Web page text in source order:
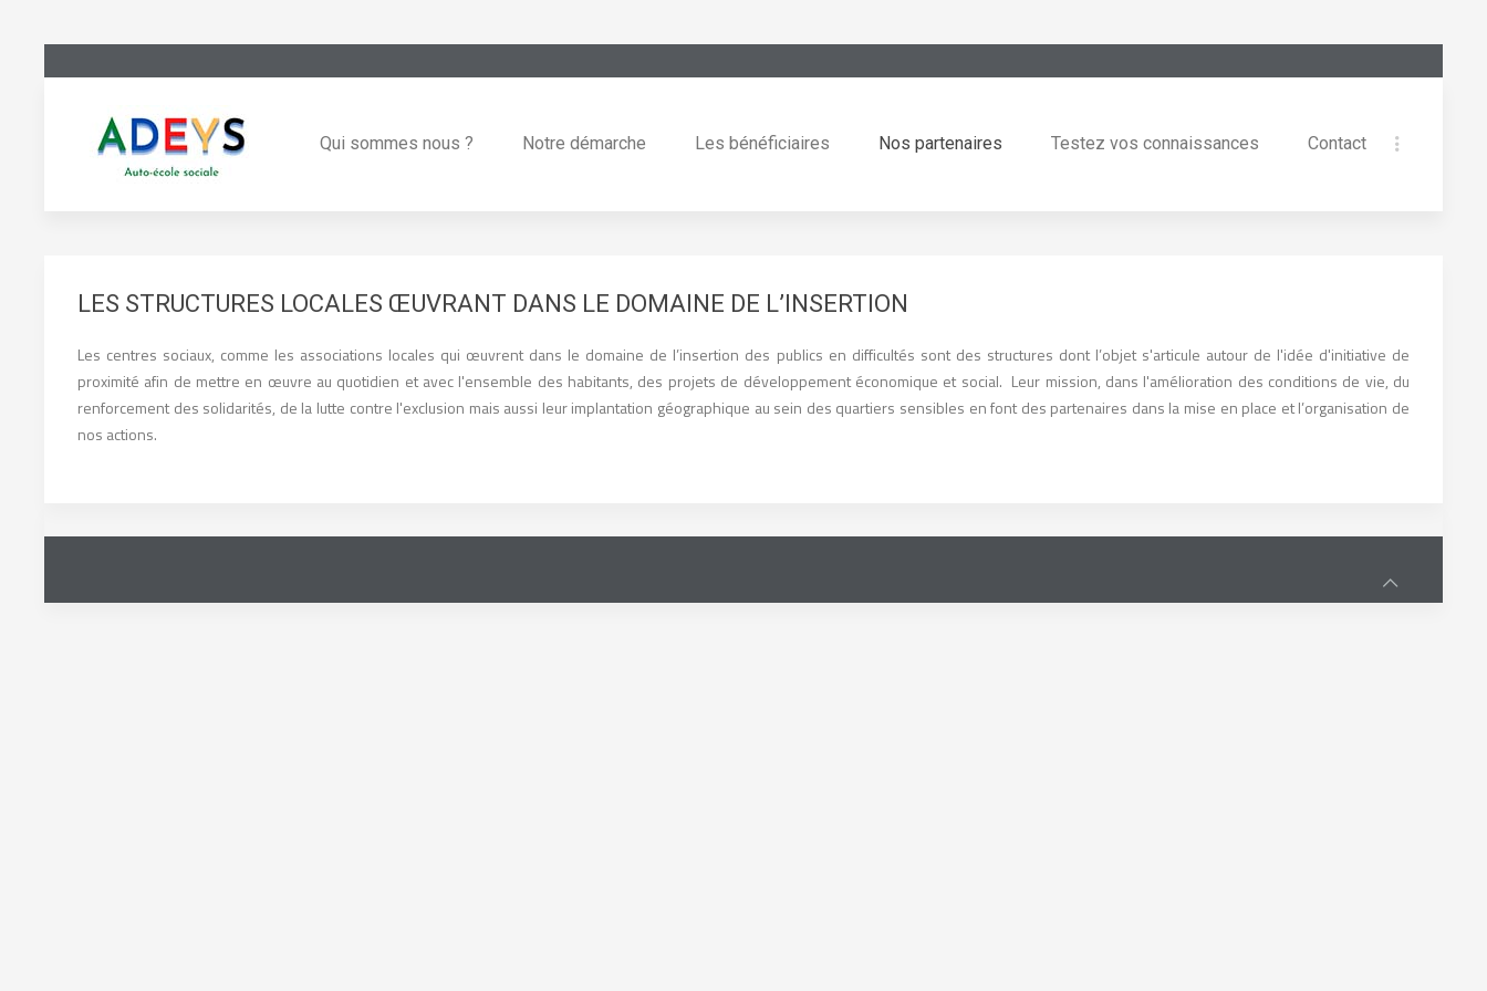
Qui sommes nous ? Notre démarche Les bénéficiaires Nos partenaires Testez vos connaissances Contact
LES STRUCTURES LOCALES ŒUVRANT DANS LE DOMAINE DE L’INSERTION
Les centres sociaux, comme les associations locales qui œuvrent dans le domaine de l’insertion des publics en difficultés sont des structures dont l’objet s'articule autour de l'idée d'initiative de
proximité afin de mettre en œuvre au quotidien et avec l'ensemble des habitants, des projets de développement économique et social. Leur mission, dans l'amélioration des conditions de vie, du
renforcement des solidarités, de la lutte contre l'exclusion mais aussi leur implantation géographique au sein des quartiers sensibles en font des partenaires dans la mise en place et l’organisation de
nos actions.